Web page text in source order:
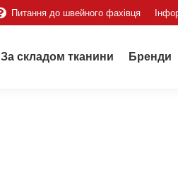
Питання до швейного фахівця
За складом тканини Бренди